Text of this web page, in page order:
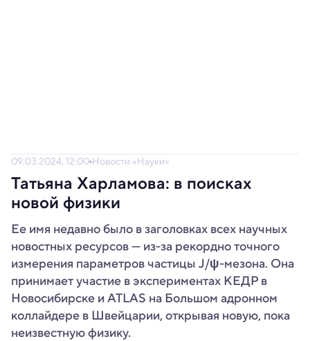
09.03.2024, 12:00 Новости «Науки»
Татьяна Харламова: в поисках
новой физики
Ее имя недавно было в заголовках всех научных
новостных ресурсов — из-за рекордно точного
измерения параметров частицы J/ψ-мезона. Она
принимает участие в экспериментах КЕДР в
Новосибирске и ATLAS на Большом адронном
коллайдере в Швейцарии, открывая новую, пока
неизвестную физику.